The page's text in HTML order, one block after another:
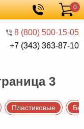
8 (800) 500-15-05
+7 (343) 363-87-10
Корзина
0
3
Пластиковые